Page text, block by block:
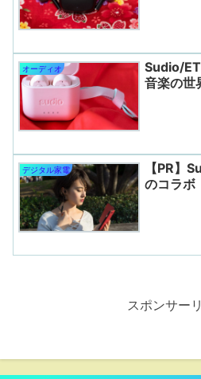
オーディオ
Sudio/
音楽の世
デジタル家電
【PR】
のコラボ
スポンサー